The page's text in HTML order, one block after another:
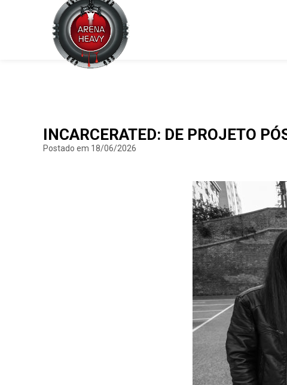
INCARCERATED: DE PROJETO
Postado em 18/06/2026